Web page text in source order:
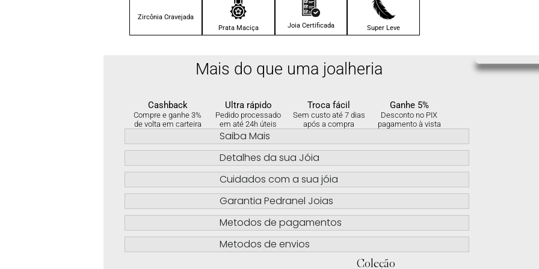
Zircônia Cravejada
Prata Maciça
Joia Certificada Super Leve
Mais do que uma joalheria
Cashback
Compre e ganhe 3%
de volta em carteira
Ultra rápido
Pedido processado
em até 24h úteis
Troca fácil
Sem custo até 7 dias
após a compra
Ganhe 5%
Desconto no PIX
pagamento à vista
Saiba Mais
Detalhes da sua Jóia
Cuidados com a sua jóia
Garantia Pedranel Joias
Metodos de pagamentos
Metodos de envios
Coleção